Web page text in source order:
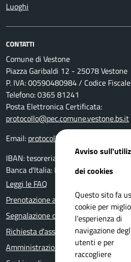
Luoghi
CONTATTI
Comune di Vestone
Piazza Garibaldi 12 - 25078 Vestone
P. IVA: 00590480984 / Codice
Telefono: 0365 81241
Posta Elettronica Certificata:
protocollo@pec.comune.vestone.bs.it
Email:
IBAN: tesoreria:
Banca d'Italia:
Leggi le FAQ
Prenotazione appuntamento
Segnalazione disservizio
Richiesta d'assistenza
Amministrazione trasparente
Avviso
dei cookies
Questo sito fa
cookie per
l’esperienza di
navigazione
utenti e per
raccogliere